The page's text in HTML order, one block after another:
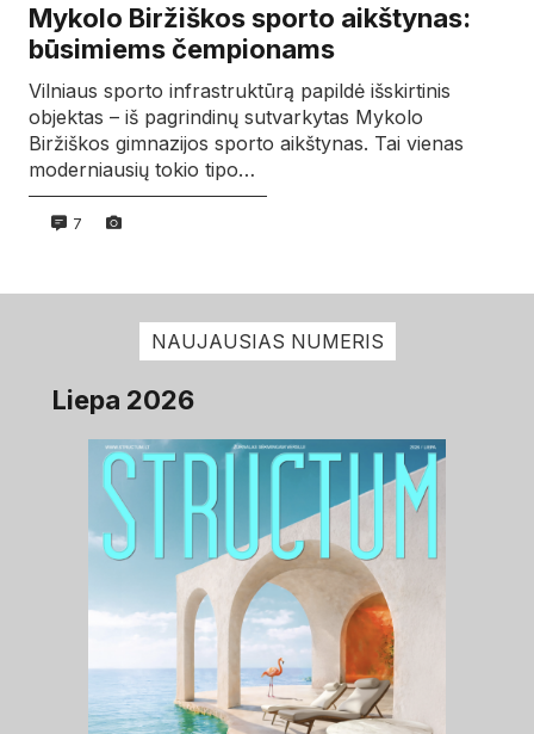
Mykolo Biržiškos sporto aikštynas:
būsimiems čempionams
Vilniaus sporto infrastruktūrą papildė išskirtinis
objektas – iš pagrindinų sutvarkytas Mykolo
Biržiškos gimnazijos sporto aikštynas. Tai vienas
moderniausių tokio tipo…
7
NAUJAUSIAS NUMERIS
Liepa 2026